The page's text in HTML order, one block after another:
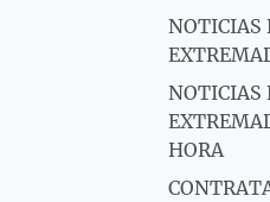
NOTICIAS
NOTICIAS
HORA